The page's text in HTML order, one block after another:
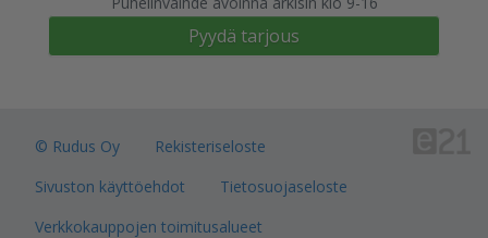
Pyydä tarjous
© Rudus Oy
Rekisteriseloste
Sivuston käyttöehdot
Tietosuojaseloste
Verkkokauppojen toimitusalueet